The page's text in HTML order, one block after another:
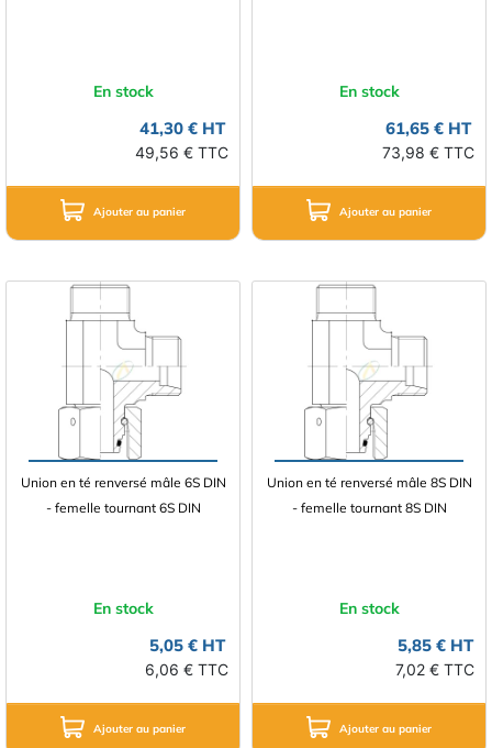
En stock
41,30 € HT
49,56 € TTC
Ajouter au panier
En stock
61,65 € HT
73,98 € TTC
Ajouter au panier
Union en té renversé mâle 6S DIN
- femelle tournant 6S DIN
En stock
5,05 € HT
6,06 € TTC
Ajouter au panier
Union en té renversé mâle 8S DIN
- femelle tournant 8S DIN
En stock
5,85 € HT
7,02 € TTC
Ajouter au panier